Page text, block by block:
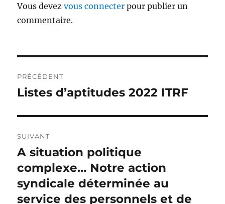
Vous devezvous connecter pour publier un
commentaire.
de
PRÉCÉDENT
Publication
Listes d’aptitudes 2022 ITRF
SUIVANT
Publication
suivante :
A situation politique
complexe… Notre action
syndicale déterminée au
service des personnels et de